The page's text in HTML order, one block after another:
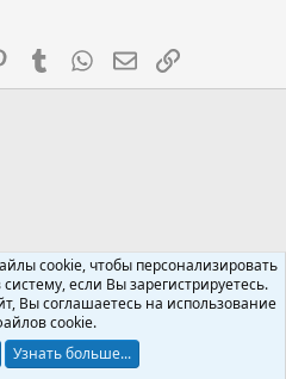
PinterestTumblr WhatsApp
Электронная
Ссылка
Помощь
cookie, чтобы персонализировать
если Вы зарегистрируетесь.
Вы соглашаетесь на использование
cookie.
Узнать больше...